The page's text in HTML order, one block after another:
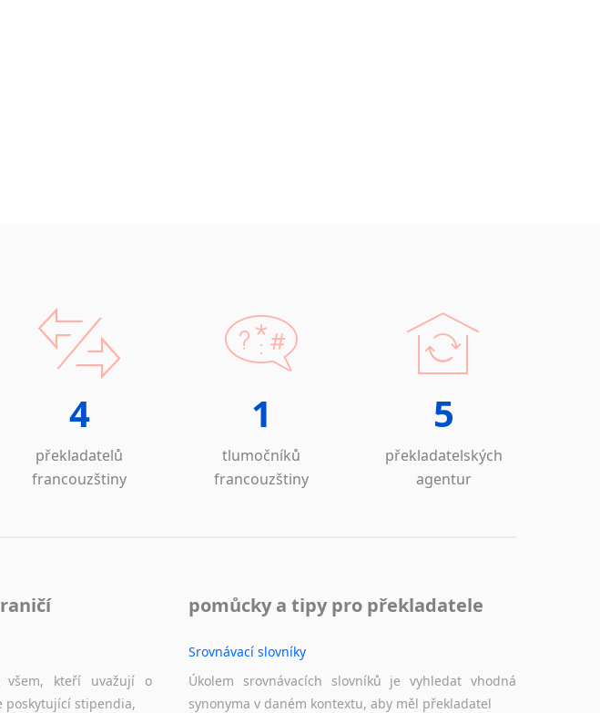
4
překladatelů
francouzštiny
1
tlumočníků
francouzštiny
5
překladatelských
agentur
všem, kteří uvažují o
poskytující stipendia,
pomůcky a tipy pro překladatele
Srovnávací slovníky
Úkolem srovnávacích slovníků je vyhledat vhodná
synonyma v daném kontextu, aby měl překladatel